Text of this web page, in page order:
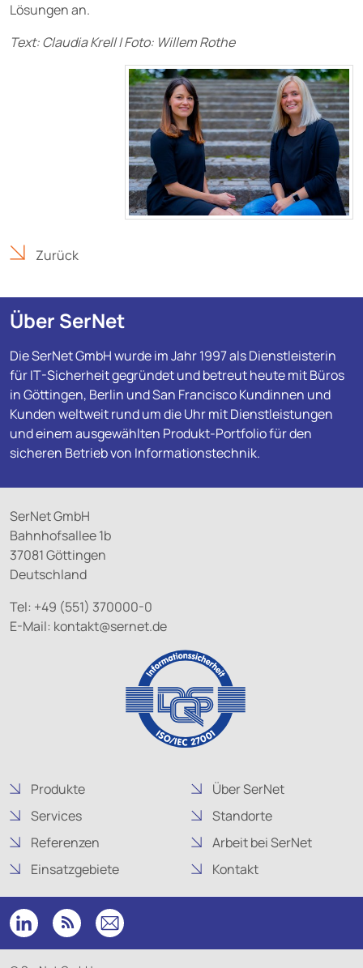
Lösungen an.
Text: Claudia Krell | Foto: Willem Rothe
Zurück
Über SerNet
Die SerNet GmbH wurde im Jahr 1997 als Dienstleisterin
für IT-Sicherheit gegründet und betreut heute mit Büros
in Göttingen, Berlin und San Francisco Kundinnen und
Kunden weltweit rund um die Uhr mit Dienstleistungen
und einem ausgewählten Produkt-Portfolio für den
sicheren Betrieb von Informationstechnik.
SerNet GmbH
Bahnhofsallee 1b
37081 Göttingen
Deutschland
Tel: +49 (551) 370000-0
E-Mail: kontakt@sernet.de
Produkte
Services
Referenzen
Einsatzgebiete
Über SerNet
Standorte
Arbeit bei SerNet
Kontakt